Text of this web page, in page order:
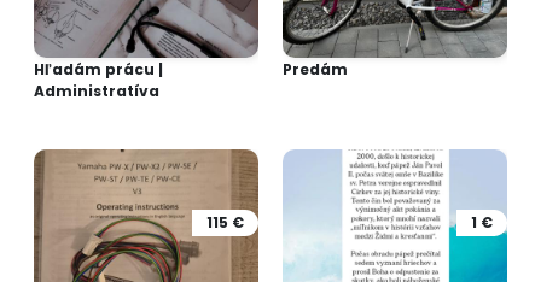
Hľadám prácu |
Administratíva
Predám
115 € 1 €